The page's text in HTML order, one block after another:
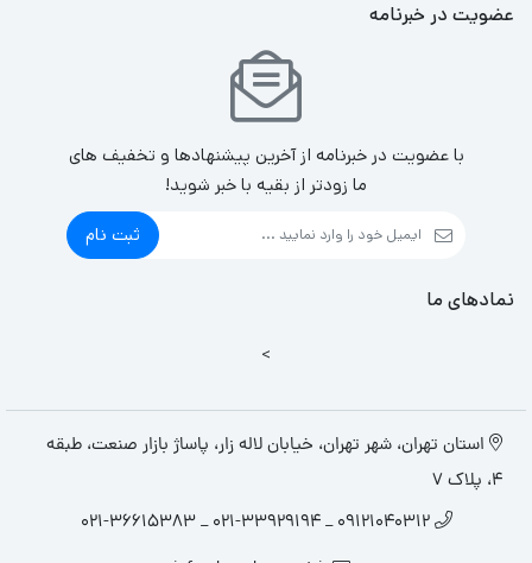
عضویت در خبرنامه
با عضویت در خبرنامه از آخرین پیشنهادها و تخفیف های
ما زودتر از بقیه با خبر شوید!
ثبت نام
نمادهای ما
>
استان تهران، شهر تهران، خیابان لاله زار، پاساژ بازار صنعت، طبقه
4، پلاک 7
09121040312 _ 021-33929194 _ 021-36615383